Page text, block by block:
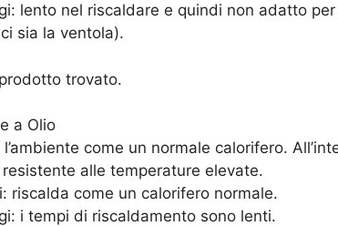
lento nel riscaldare e quindi non adatto
sia la ventola).
trovato.
a Olio
l’ambiente come un normale calorifero.
alle temperature elevate.
riscalda come un calorifero normale.
i tempi di riscaldamento sono lenti.